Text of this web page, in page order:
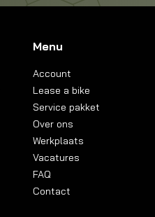
Menu
Account
Lease a bike
Service pakket
Over ons
Werkplaats
Vacatures
FAQ
Contact